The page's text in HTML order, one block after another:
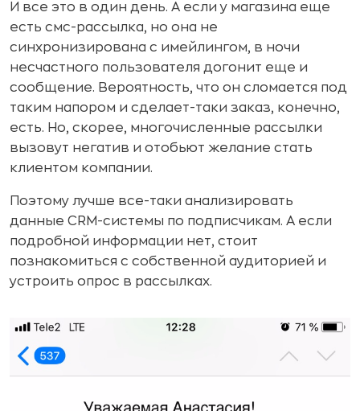
И все это в один день. А если у магазина еще
есть смс-рассылка, но она не
синхронизирована с имейлингом, в ночи
несчастного пользователя догонит еще и
сообщение. Вероятность, что он сломается под
таким напором и сделает-таки заказ, конечно,
есть. Но, скорее, многочисленные рассылки
вызовут негатив и отобьют желание стать
клиентом компании.
Поэтому лучше все-таки анализировать
данные CRM-системы по подписчикам. А если
подробной информации нет, стоит
познакомиться с собственной аудиторией и
устроить опрос в рассылках.